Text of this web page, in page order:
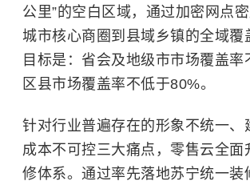
公里”的空白区域，通过加密网点
城市核心商圈到县域乡镇的全域覆
目标是：省会及地级市市场覆盖率
区县市场覆盖率不低于80%。
针对行业普遍存在的形象不统一、
成本不可控三大痛点，零售云全面
修体系。通过率先落地苏宁统一装